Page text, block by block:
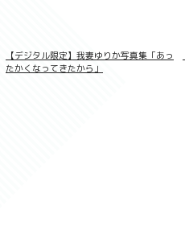
【デジタル限定】我妻ゆりか写真集「あっ
たかくなってきたから」